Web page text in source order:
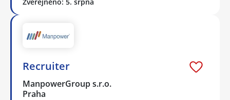
Zveřejněno: 5. srpna
Recruiter
ManpowerGroup s.r.o.
Praha